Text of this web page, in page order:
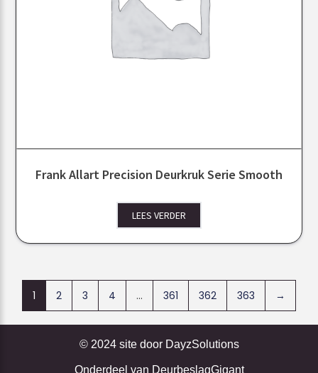
Frank Allart Precision Deurkruk Serie Smooth
LEES VERDER
1 2 3 4 … 361 362 363 →
© 2024 site door DayzSolutions
Onderdeel van DeurbeslagGigant